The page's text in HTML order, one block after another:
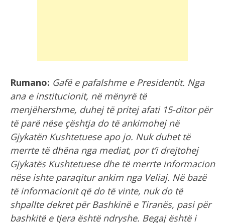
Rumano: Gafë e pafalshme e Presidentit. Nga
ana e institucionit, në mënyrë të
menjëhershme, duhej të pritej afati 15-ditor për
të parë nëse çështja do të ankimohej në
Gjykatën Kushtetuese apo jo. Nuk duhet të
merrte të dhëna nga mediat, por t’i drejtohej
Gjykatës Kushtetuese dhe të merrte informacion
nëse ishte paraqitur ankim nga Veliaj. Në bazë
të informacionit që do të vinte, nuk do të
shpallte dekret për Bashkinë e Tiranës, pasi për
bashkitë e tjera është ndryshe. Begaj është i